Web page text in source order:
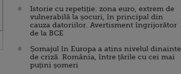
Istorie cu repetiție: zona euro, extrem de
vulnerabilă la șocuri, în principal din
cauza datoriilor. Avertisment îngrijorător
de la BCE
Șomajul în Europa a atins nivelul dinainte
de criză. România, între țările cu cei mai
puțini șomeri